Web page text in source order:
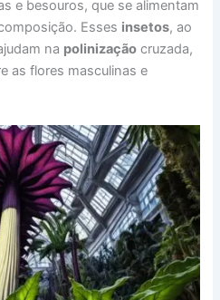
e besouros, que se alimentam
Esses insetos, ao
na polinização cruzada,
as flores masculinas e